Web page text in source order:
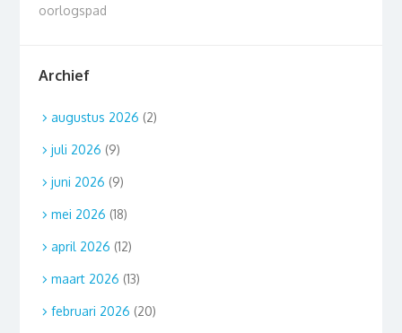
oorlogspad
Archief
augustus 2026 (2)
juli 2026 (9)
juni 2026 (9)
mei 2026 (18)
april 2026 (12)
maart 2026 (13)
februari 2026 (20)